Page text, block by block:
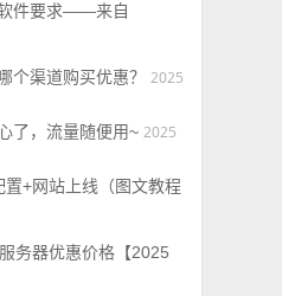
件要求——来自
个渠道购买优惠？
2025
了，流量随便用~ 2025
+网站上线（图文教程
务器优惠价格【2025